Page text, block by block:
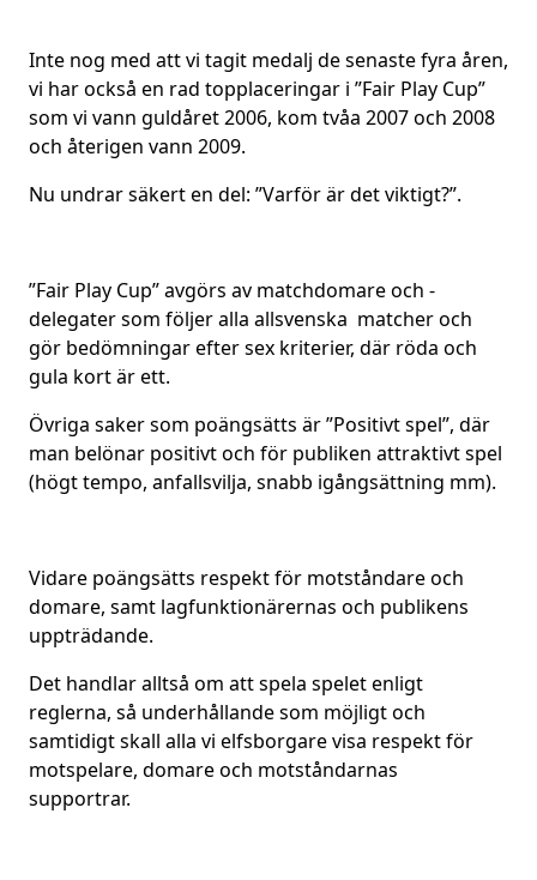
Inte nog med att vi tagit medalj de senaste fyra åren,
vi har också en rad topplaceringar i ”Fair Play Cup”
som vi vann guldåret 2006, kom tvåa 2007 och 2008
och återigen vann 2009.
Nu undrar säkert en del: ”Varför är det viktigt?”.
”Fair Play Cup” avgörs av matchdomare och -
delegater som följer alla allsvenska matcher och
gör bedömningar efter sex kriterier, där röda och
gula kort är ett.
Övriga saker som poängsätts är ”Positivt spel”, där
man belönar positivt och för publiken attraktivt spel
(högt tempo, anfallsvilja, snabb igångsättning mm).
Vidare poängsätts respekt för motståndare och
domare, samt lagfunktionärernas och publikens
uppträdande.
Det handlar alltså om att spela spelet enligt
reglerna, så underhållande som möjligt och
samtidigt skall alla vi elfsborgare visa respekt för
motspelare, domare och motståndarnas
supportrar.